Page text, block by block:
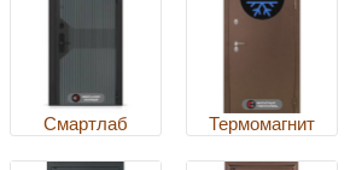
Смартлаб Термомагнит